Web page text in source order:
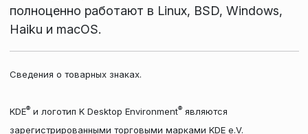
полноценно работают в Linux, BSD, Windows,
Haiku и macOS.
Сведения о товарных знаках.
KDE®и логотип K Desktop Environment®являются
зарегистрированными торговыми марками KDE e.V.